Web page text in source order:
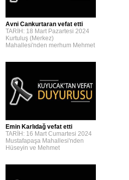
Avni Cankurtaran vefat etti
TARİH: 18 Mart Pazartesi 2024
Kurtuluş (Merkez)
Mahallesi'nden merhum Mehmet
Emin Karlıdağ vefat etti
TARİH: 16 Mart Cumartesi 2024
Mustafapaşa Mahallesi'nden
Hüseyin ve Mehmet